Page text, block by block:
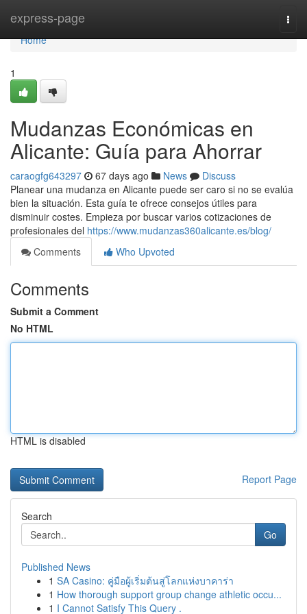
express-page
Home
Home
1
Mudanzas Económicas en
Alicante: Guía para Ahorrar
caraogfg643297 67 days ago News
Discuss
Planear una mudanza en Alicante puede ser caro si no se evalúa
bien la situación. Esta guía te ofrece consejos útiles para
disminuir costes. Empieza por buscar varios cotizaciones de
profesionales del https://www.mudanzas360alicante.es/blog/
Comments
Who Upvoted
Comments
Submit a Comment
No HTML
HTML is disabled
Report Page
Search
Go
Published News
1 SA Casino: คู่มือผู้เริ่มต้นสู่โลกแห่งบาคาร่า
1 How thorough support group change athletic occu...
1 I Cannot Satisfy This Query .